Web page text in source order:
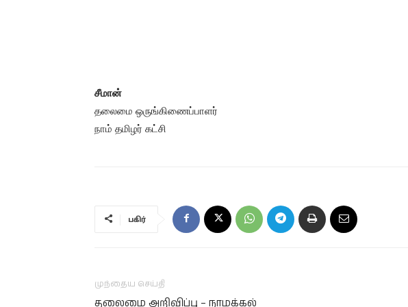
சீமான்
தலைமை ஒருங்கிணைப்பாளர்
நாம் தமிழர் கட்சி
பகிர்
முந்தைய செய்தி
தலைமை அறிவிப்பு – நாமக்கல்